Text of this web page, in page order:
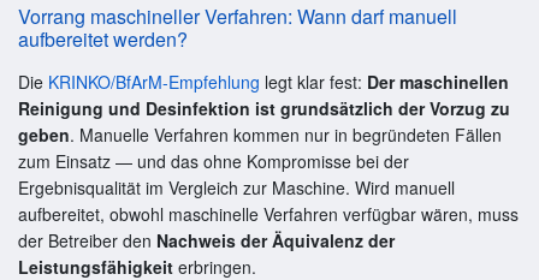
Vorrang maschineller Verfahren: Wann darf manuell
aufbereitet werden?
Die KRINKO/BfArM-Empfehlung legt klar fest: Der maschinellen
Reinigung und Desinfektion ist grundsätzlich der Vorzug zu
geben. Manuelle Verfahren kommen nur in begründeten Fällen
zum Einsatz — und das ohne Kompromisse bei der
Ergebnisqualität im Vergleich zur Maschine. Wird manuell
aufbereitet, obwohl maschinelle Verfahren verfügbar wären, muss
der Betreiber den Nachweis der Äquivalenz der
Leistungsfähigkeit erbringen.